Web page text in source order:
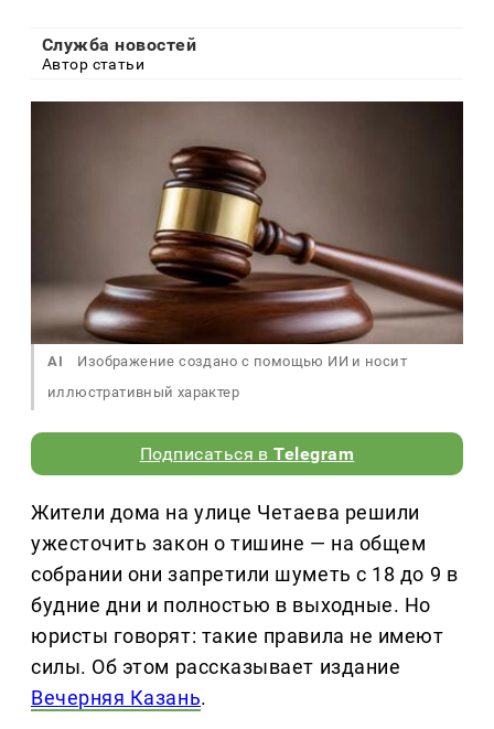
Служба новостей
Автор статьи
AI
Изображение создано с помощью ИИ и носит
иллюстративный характер
Подписаться вTelegram
Жители дома на улице Четаева решили
ужесточить закон о тишине — на общем
собрании они запретили шуметь с 18 до 9 в
будние дни и полностью в выходные. Но
юристы говорят: такие правила не имеют
силы. Об этом рассказывает издание
Вечерняя Казань.